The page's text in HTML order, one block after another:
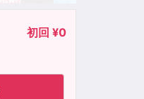
初回 ¥0